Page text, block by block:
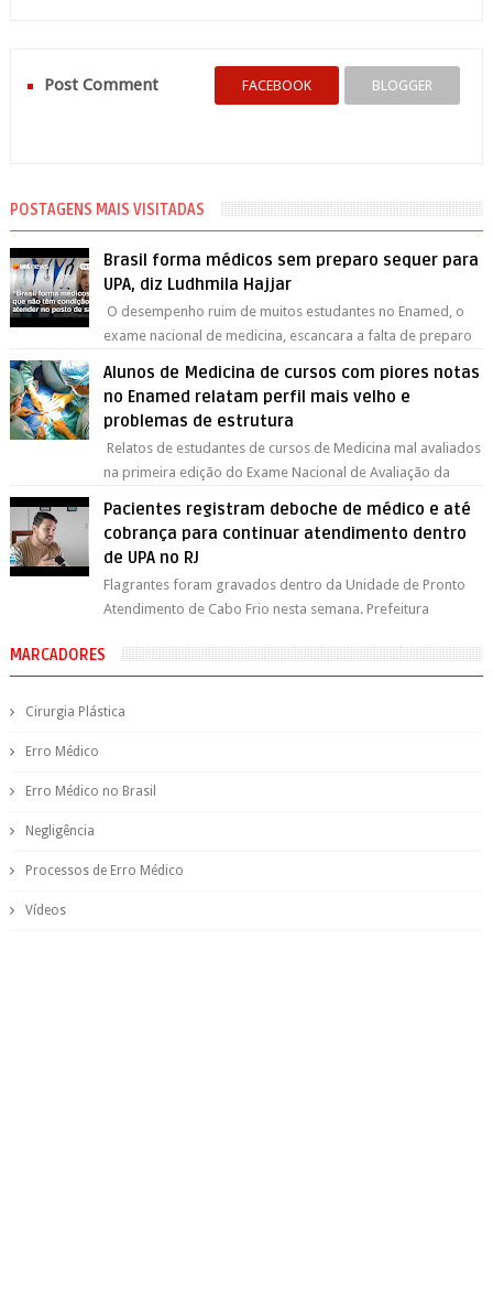
Post Comment FACEBOOK BLOGGER
POSTAGENS MAIS VISITADAS
Brasil forma médicos sem preparo sequer para
UPA, diz Ludhmila Hajjar
O desempenho ruim de muitos estudantes no Enamed, o
exame nacional de medicina, escancara a falta de preparo
Alunos de Medicina de cursos com piores notas
no Enamed relatam perfil mais velho e
problemas de estrutura
Relatos de estudantes de cursos de Medicina mal avaliados
na primeira edição do Exame Nacional de Avaliação da
Pacientes registram deboche de médico e até
cobrança para continuar atendimento dentro
de UPA no RJ
Flagrantes foram gravados dentro da Unidade de Pronto
Atendimento de Cabo Frio nesta semana. Prefeitura
MARCADORES
Cirurgia Plástica
Erro Médico
Erro Médico no Brasil
Negligência
Processos de Erro Médico
Vídeos